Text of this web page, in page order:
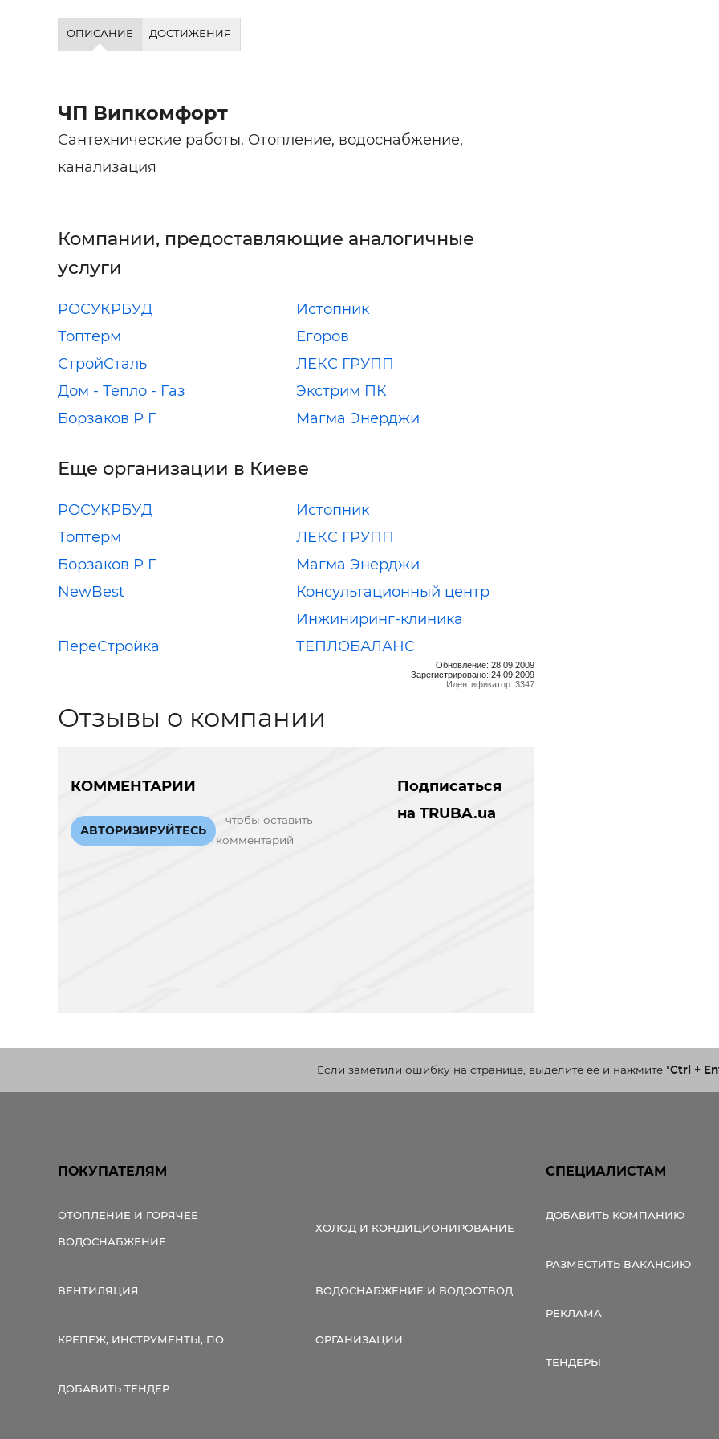
ОПИСАНИЕ ДОСТИЖЕНИЯ
ЧП Випкомфорт
Сантехнические работы. Отопление, водоснабжение,
канализация
Компании, предоставляющие аналогичные
услуги
РОСУКРБУД
Истопник
Топтерм
Егоров
СтройСталь
ЛЕКС ГРУПП
Дом - Тепло - Газ
Экстрим ПК
Борзаков Р Г
Магма Энерджи
Еще организации в Киеве
РОСУКРБУД
Истопник
Топтерм
ЛЕКС ГРУПП
Борзаков Р Г
Магма Энерджи
NewBest
Консультационный центр
Инжиниринг-клиника
ПереСтройка
ТЕПЛОБАЛАНС
Обновление: 28.09.2009
Зарегистрировано: 24.09.2009
Идентификатор: 3347
Отзывы о компании
КОММЕНТАРИИ
АВТОРИЗИРУЙТЕСЬ
чтобы оставить
комментарий
Подписаться
на TRUBA.ua
Если заметили ошибку на странице, выделите ее и нажмите"Ctrl +
ПОКУПАТЕЛЯМ
ОТОПЛЕНИЕ И ГОРЯЧЕЕ
ВОДОСНАБЖЕНИЕ
ХОЛОД И КОНДИЦИОНИРОВАНИЕ
ВЕНТИЛЯЦИЯ ВОДОСНАБЖЕНИЕ И ВОДООТВОД
КРЕПЕЖ, ИНСТРУМЕНТЫ, ПО ОРГАНИЗАЦИИ
ДОБАВИТЬ ТЕНДЕР
СПЕЦИАЛИСТАМ
ДОБАВИТЬ КОМПАНИЮ
РАЗМЕСТИТЬ ВАКАНСИЮ
РЕКЛАМА
ТЕНДЕРЫ